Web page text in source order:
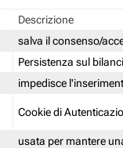
Descrizione
salva il consenso/
Persistenza sul
impedisce
Cookie di
usata per mantere